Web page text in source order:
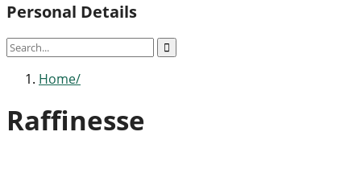
Personal Details
Home
Raffinesse